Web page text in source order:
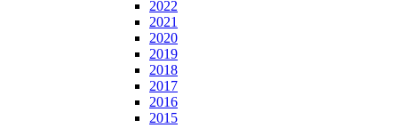
2022
2021
2020
2019
2018
2017
2016
2015